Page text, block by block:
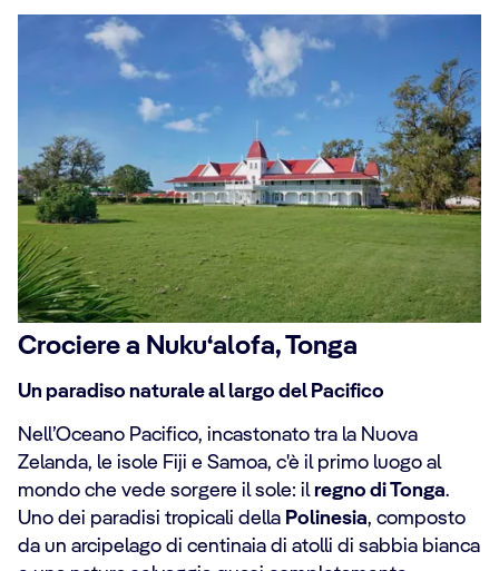
Crociere a Nukuʻalofa, Tonga
Un paradiso naturale al largo del Pacifico
Nell’Oceano Pacifico, incastonato tra la Nuova
Zelanda, le isole Fiji e Samoa, c'è il primo luogo al
mondo che vede sorgere il sole: ilregno di Tonga.
Uno dei paradisi tropicali della Polinesia, composto
da un arcipelago di centinaia di atolli di sabbia bianca